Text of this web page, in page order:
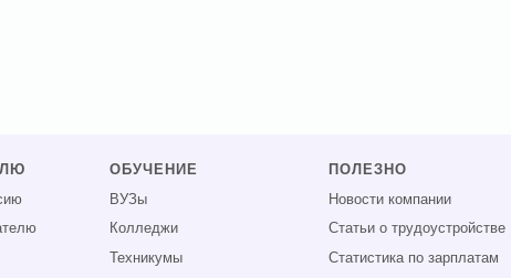
ОБУЧЕНИЕ
ВУЗы
Колледжи
Техникумы
ПОЛЕЗНО
Новости компании
Статьи о трудоустройстве
Статистика по зарплатам